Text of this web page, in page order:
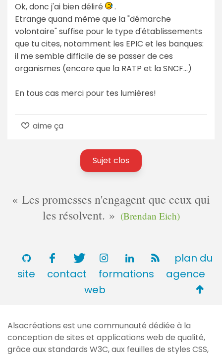
Ok, donc j'ai bien déliré
.
Etrange quand même que la "démarche
volontaire" suffise pour le type d'établissements
que tu cites, notamment les EPIC et les banques:
il me semble difficile de se passer de ces
organismes (encore que la RATP et la SNCF…)
En tous cas merci pour tes lumières!
aime ça
Sujet clos
Les promesses n'engagent que ceux qui
les résolvent.
(Brendan Eich)
plan du
site
contact formations
agence
web
de
page
Alsacréations est une communauté dédiée à la
conception de sites et applications web de qualité,
grâce aux standards W3C, aux feuilles de styles CSS,